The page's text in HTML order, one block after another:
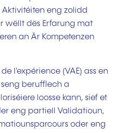
eng zolidd
wëllt dës Erfarung mat
an Är Kompetenzen
l'expérience (VAE) ass en
berufflech a
loosse kann, sief et
eng partiell Validatioun,
oder eng